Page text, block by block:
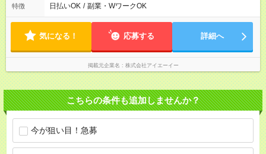
特徴 日払いOK / 副業・WワークOK
気になる！ 応募する 詳細へ
掲載元企業名 株式会社アイエーイー
こちらの条件も追加しませんか？
今が狙い目！急募